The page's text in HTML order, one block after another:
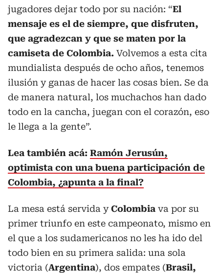
jugadores dejar todo por su nación: “El
mensaje es el de siempre, que disfruten,
que agradezcan y que se maten por la
camiseta de Colombia. Volvemos a esta cita
mundialista después de ocho años, tenemos
ilusión y ganas de hacer las cosas bien. Se da
de manera natural, los muchachos han dado
todo en la cancha, juegan con el corazón, eso
le llega a la gente”.
Lea también acá: Ramón Jerusún,
optimista con una buena participación de
Colombia, ¿apunta a la final?
La mesa está servida yColombia va por su
primer triunfo en este campeonato, mismo en
el que a los sudamericanos no les ha ido del
todo bien en su primera salida: una sola
victoria (Argentina), dos empates (Brasil,